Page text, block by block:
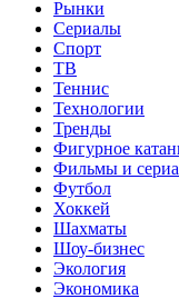
Рынки
Сериалы
Спорт
ТВ
Теннис
Технологии
Тренды
Фигурное
Фильмы и
Футбол
Хоккей
Шахматы
Шоу-бизнес
Экология
Экономика